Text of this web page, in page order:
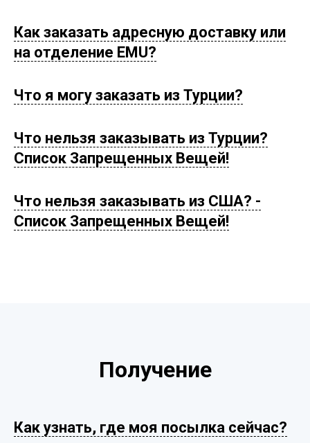
Как заказать адресную доставку или
на отделение EMU?
Что я могу заказать из Турции?
Что нельзя заказывать из Турции?
Список Запрещенных Вещей!
Что нельзя заказывать из США? -
Список Запрещенных Вещей!
Получение
Как узнать, где моя посылка сейчас?